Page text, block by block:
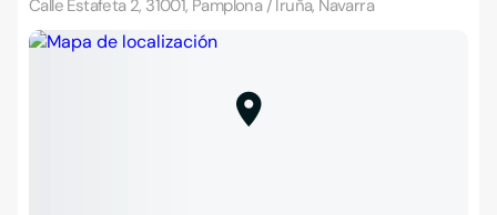
Calle Estafeta 2, 31001, Pamplona / Iruña, Navarra